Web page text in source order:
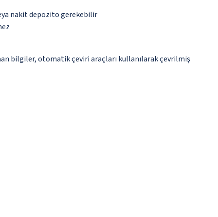
nakit depozito gerekebilir
bilgiler, otomatik çeviri araçları kullanılarak çevrilmiş